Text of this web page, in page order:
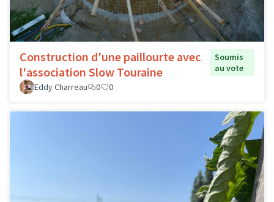
Construction d'une paillourte avec
l'association Slow Touraine
Soumis
au vote
Eddy Charreau
0 0